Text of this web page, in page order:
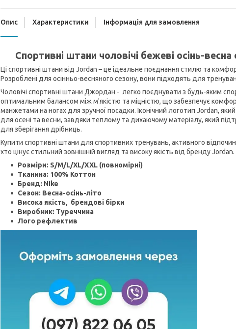
Опис Характеристики Інформація для замовлення
Спортивні штани чоловічі бежеві осінь-
Ці спортивні штани від Jordan – це ідеальне поєднання стилю та
Розроблені для осінньо-весняного сезону, вони підходять для
Чоловічі спортивні штани Джордан - легко поєднувати з будь-яким
оптимальним балансом між м'якістю та міцністю, що забезпечує
манжетами на ногах для зручної посадки. Іконічний логотип Jordan,
для осені та весни, завдяки теплому та дихаючому матеріалу, який
для зберігання дрібниць.
Купити спортивні штани для спортивних тренувань, активного
хто цінує стильний зовнішній вигляд та високу якість від бренду Jordan.
Розміри: S/M/L/XL/XXL (повномірні)
Тканина: 100% Коттон
Бренд: Nike
Сезон: Весна-осінь-літо
Висока якість, брендові бірки
Виробник: Туреччина
Лого рефлектив